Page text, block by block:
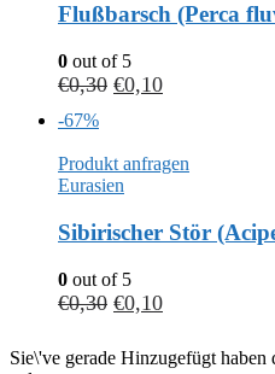
Flußbarsch (Perca
0 out of 5
€0,30 €0,10
-67%
Produkt anfragen
Eurasien
Sibirischer Stör
0 out of 5
€0,30 €0,10
Sie\'ve gerade Hinzugefügt